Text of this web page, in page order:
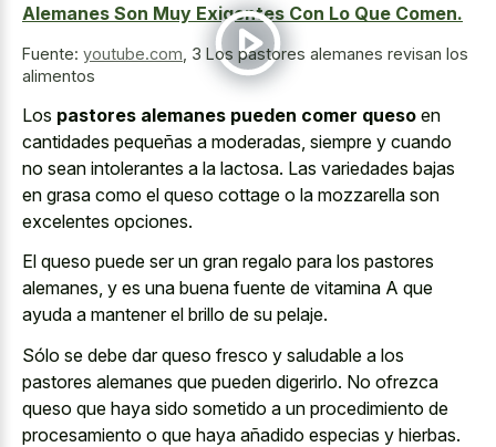
Alemanes Son Muy Exigentes Con Lo Que Comen.
Fuente: youtube.com, 3 Los pastores alemanes revisan los
alimentos
Los pastores alemanes pueden comer queso en
cantidades pequeñas a moderadas, siempre y cuando
no sean intolerantes a la lactosa. Las variedades bajas
en grasa como el queso cottage o la mozzarella son
excelentes opciones.
El queso puede ser un gran regalo para los pastores
alemanes, y es una buena fuente de vitamina A que
ayuda a mantener el brillo de su pelaje.
Sólo se debe dar queso fresco y saludable a los
pastores alemanes que pueden digerirlo. No ofrezca
queso que haya sido sometido a un procedimiento de
procesamiento o que haya añadido especias y hierbas.